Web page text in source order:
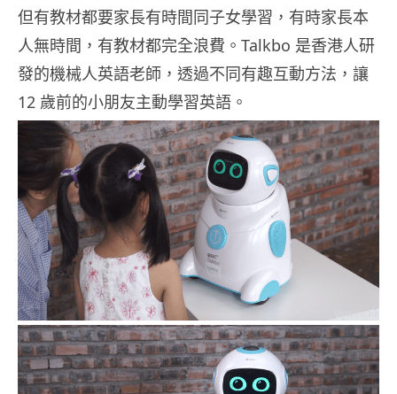
但有教材都要家長有時間同子女學習，有時家長本
人無時間，有教材都完全浪費。Talkbo 是香港人研
發的機械人英語老師，透過不同有趣互動方法，讓
12 歲前的小朋友主動學習英語。